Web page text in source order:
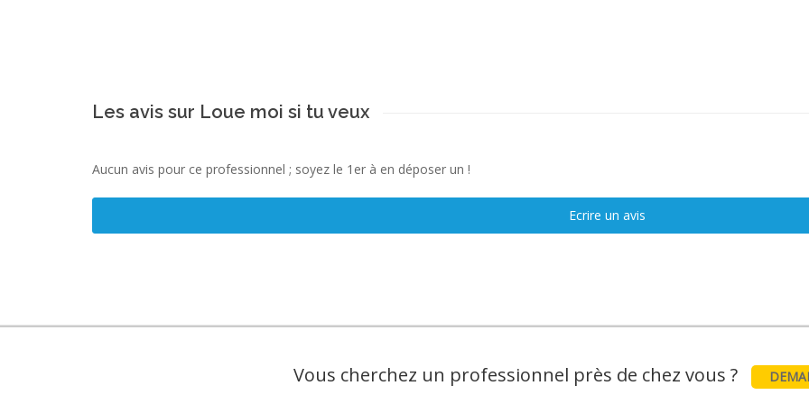
Les avis sur Loue moi si tu veux
Aucun avis pour ce professionnel ; soyez le 1er à en déposer un !
Ecrire un avis
Vous cherchez un professionnel près de chez vous ?